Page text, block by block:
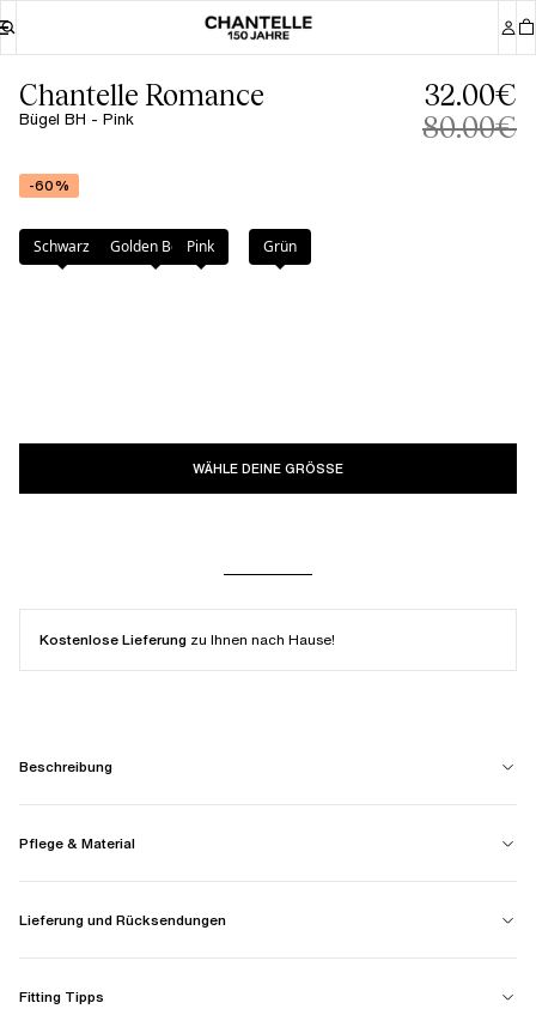
Chantelle Romance
Bügel BH - Pink
32.00€
80.00€
-60%
Farbe: Pink
Schwarz Golden BeigePink Grün
WÄHLE DEINE GRÖSSE
Kostenlose Lieferung zu Ihnen nach Hause!
Beschreibung
Pflege & Material
Lieferung und Rücksendungen
Fitting Tipps